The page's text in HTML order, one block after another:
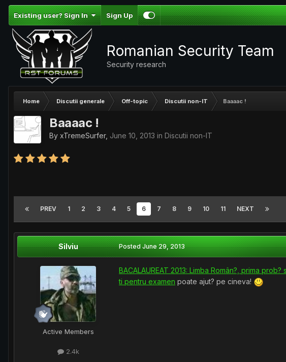
Existing user? Sign In Sign Up
Romanian Security Team
Security research
Home Discutii generale Off-topic Discutii non-IT Baaaac !
Baaaac !
By xTremeSurfer, June 10, 2013 in Discutii non-IT
PREV 1 2 3 4 5 6 7 8 9 10 11 NEXT
Silviu
Active Members
2.4k
PostedJune 29, 2013
BACALAUREAT 2013: Limba Român?, prima
ti pentru examen poate ajut? pe cineva!